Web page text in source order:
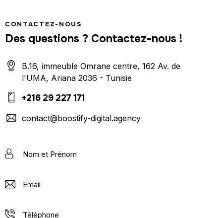
CONTACTEZ-NOUS
Des questions ? Contactez-nous !
B.16, immeuble Omrane centre, 162 Av. de
l'UMA, Ariana 2036 - Tunisie
+216 29 227 171
contact@boostify-digital.agency